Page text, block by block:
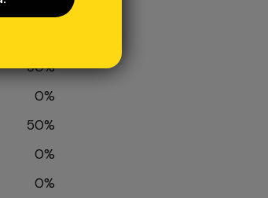
50%
0%
50%
0%
0%